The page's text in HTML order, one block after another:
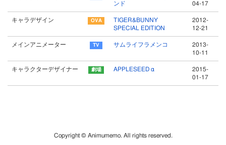
ンド
04-17
キャラデザイン
TIGER&BUNNY
SPECIAL EDITION
2012-
12-21
メインアニメーター サムライフラメンコ
2013-
10-11
キャラクターデザイナー APPLESEED α
2015-
01-17
Copyright © Animumemo. All rights reserved.